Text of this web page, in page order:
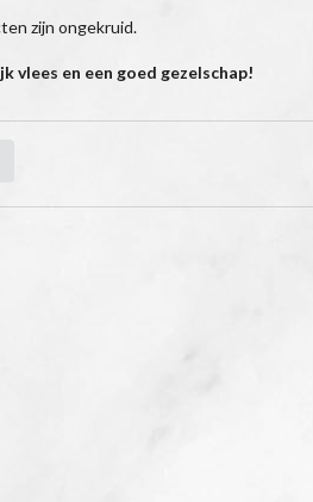
zijn ongekruid.
vlees en een goed gezelschap!